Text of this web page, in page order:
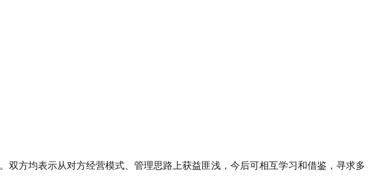
方均表示从对方经营模式、管理思路上获益匪浅，今后可相互学习和借鉴，寻求多